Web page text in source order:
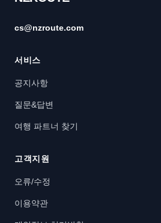
cs@nzroute.com
서비스
공지사항
질문&답변
여행 파트너 찾기
고객지원
오류/수정
이용약관